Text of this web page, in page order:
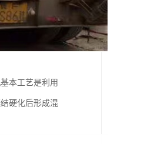
本工艺是利用
硬化后形成混